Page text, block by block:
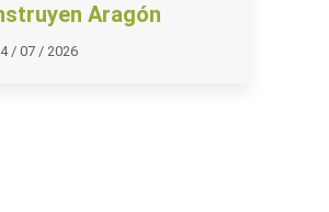
Aragón
/ 07 / 2026